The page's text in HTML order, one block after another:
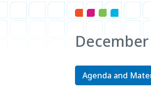
Agenda and